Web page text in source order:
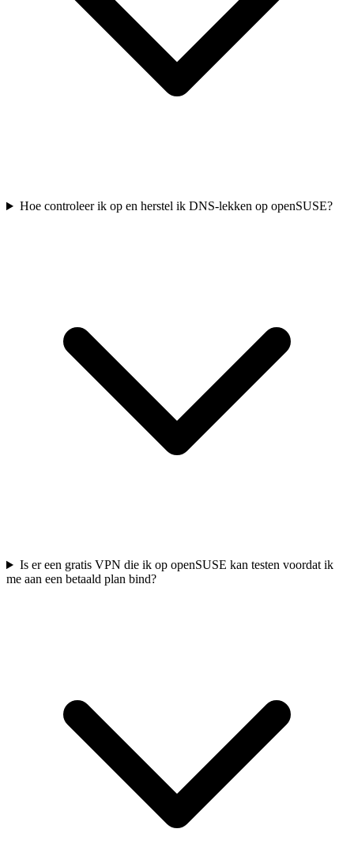
Hoe controleer ik op en herstel ik DNS-lekken op openSUSE?
Is er een gratis VPN die ik op openSUSE kan testen voordat ik
me aan een betaald plan bind?